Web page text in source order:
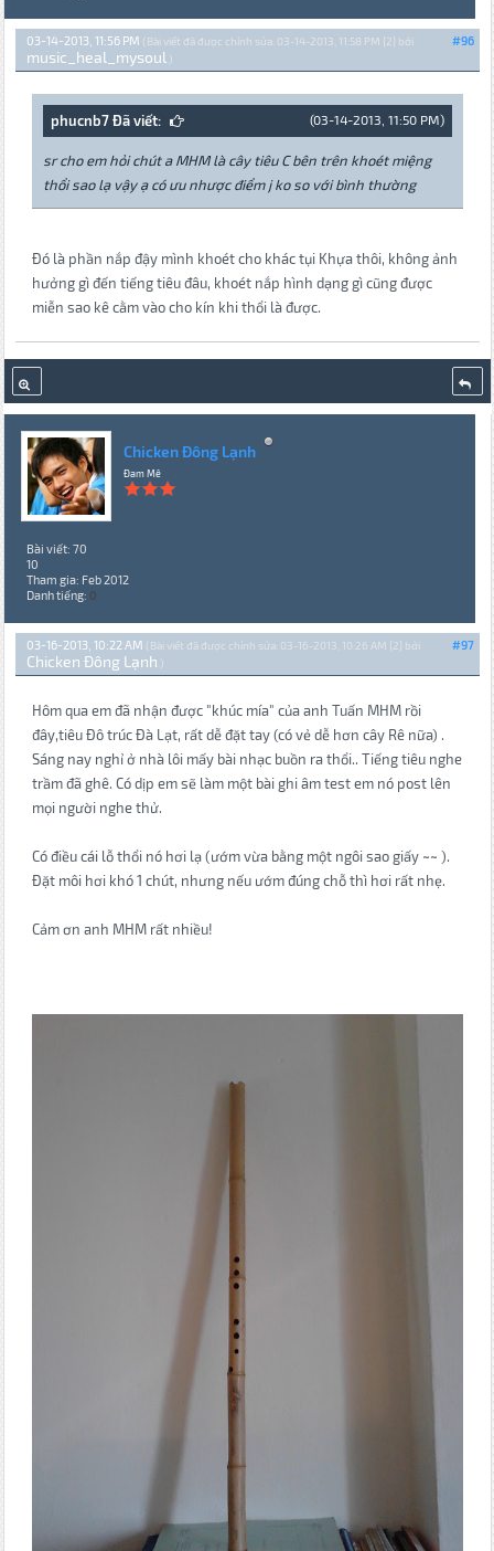
#96
03-14-2013, 11:56 PM (Bài viết đã được chỉnh sửa: 03-14-2013, 11:58 PM {2} bởi
music_heal_mysoul .)
(03-14-2013, 11:50 PM)
phucnb7 Đã viết:
sr cho em hỏi chút a MHM là cây tiêu C bên trên khoét miệng
thổi sao lạ vậy ạ có ưu nhược điểm j ko so với bình thường
Đó là phần nắp đậy mình khoét cho khác tụi Khựa thôi, không ảnh
hưởng gì đến tiếng tiêu đâu, khoét nắp hình dạng gì cũng được
miễn sao kê cằm vào cho kín khi thổi là được.
Chicken Đông Lạnh
Đam Mê
Bài viết: 70
10
Tham gia: Feb 2012
Danh tiếng: 0
#97
03-16-2013, 10:22 AM (Bài viết đã được chỉnh sửa: 03-16-2013, 10:26 AM {2} bởi
Chicken Đông Lạnh .)
Hôm qua em đã nhận được "khúc mía" của anh Tuấn MHM rồi
đây,tiêu Đô trúc Đà Lạt, rất dễ đặt tay (có vẻ dễ hơn cây Rê nữa) .
Sáng nay nghỉ ở nhà lôi mấy bài nhạc buồn ra thổi.. Tiếng tiêu nghe
trầm đã ghê. Có dịp em sẽ làm một bài ghi âm test em nó post lên
mọi người nghe thử.
Có điều cái lỗ thổi nó hơi lạ (ướm vừa bằng một ngôi sao giấy ~~ ).
Đặt môi hơi khó 1 chút, nhưng nếu ướm đúng chỗ thì hơi rất nhẹ.
Cảm ơn anh MHM rất nhiều!